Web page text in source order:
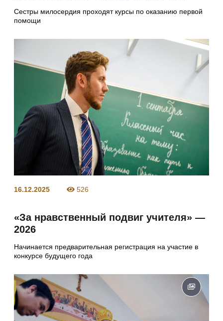
Сестры милосердия проходят курсы по оказанию первой
помощи
16.12.2025 526
«За нравственный подвиг учителя» —
2026
Начинается предварительная регистрация на участие в
конкурсе будущего года